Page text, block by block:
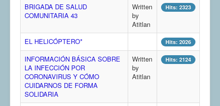
Contacto
COMUNERA 67 EN PDF numero de presentación de la
voz de la Casa de los pueblos
BRIGADA DE SALUD
COMUNITARIA 43
Written
by
Atitlan
Hits: 2323
EL HELICÓPTERO* Hits: 2026
INFORMACIÓN BÁSICA SOBRE
LA INFECCIÓN POR
CORONAVIRUS Y CÓMO
CUIDARNOS DE FORMA
SOLIDARIA
Written
by
Atitlan
Hits: 2124